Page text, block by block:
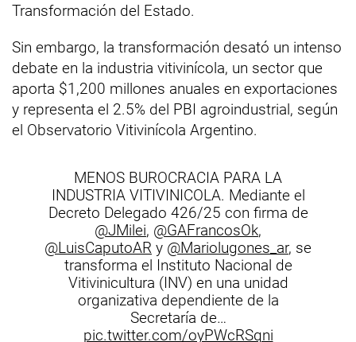
Transformación del Estado.
Sin embargo, la transformación desató un intenso
debate en la industria vitivinícola, un sector que
aporta $1,200 millones anuales en exportaciones
y representa el 2.5% del PBI agroindustrial, según
el Observatorio Vitivinícola Argentino.
MENOS BUROCRACIA PARA LA
INDUSTRIA VITIVINICOLA. Mediante el
Decreto Delegado 426/25 con firma de
@JMilei, @GAFrancosOk,
@LuisCaputoAR y @Mariolugones_ar, se
transforma el Instituto Nacional de
Vitivinicultura (INV) en una unidad
organizativa dependiente de la
Secretaría de…
pic.twitter.com/oyPWcRSqni